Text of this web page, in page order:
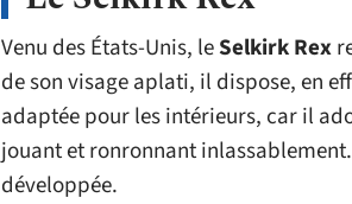
Venu des États-Unis, leSelkirk Rex
de son visage aplati, il dispose, en
adaptée pour les intérieurs, car il
jouant et ronronnant
développée.